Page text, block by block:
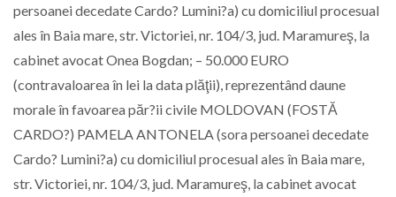
persoanei decedate Cardo? Lumini?a) cu domiciliul procesual
ales în Baia mare, str. Victoriei, nr. 104/3, jud. Maramureş, la
cabinet avocat Onea Bogdan; – 50.000 EURO
(contravaloarea în lei la data plăţii), reprezentând daune
morale în favoarea păr?ii civile MOLDOVAN (FOSTĂ
CARDO?) PAMELA ANTONELA (sora persoanei decedate
Cardo? Lumini?a) cu domiciliul procesual ales în Baia mare,
str. Victoriei, nr. 104/3, jud. Maramureş, la cabinet avocat